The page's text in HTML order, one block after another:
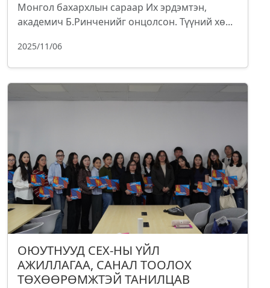
Монгол бахархлын сараар Их эрдэмтэн,
академич Б.Ринченийг онцолсон. Түүний хө...
2025/11/06
ОЮУТНУУД СЕХ-НЫ ҮЙЛ
АЖИЛЛАГАА, САНАЛ ТООЛОХ
ТӨХӨӨРӨМЖТЭЙ ТАНИЛЦАВ